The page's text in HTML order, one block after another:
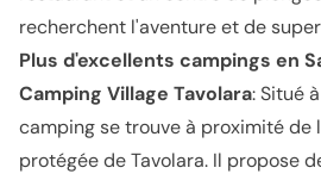
recherchent l'aventure et de
Plus d'excellents campings en
Camping Village Tavolara: Situé
camping se trouve à proximité de
protégée de Tavolara. Il propose